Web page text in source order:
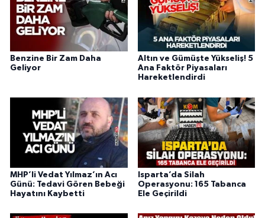
Benzine Bir Zam Daha
Geliyor
Altın ve Gümüşte Yükseliş! 5
Ana Faktör Piyasaları
Hareketlendirdi
MHP’li Vedat Yılmaz’ın Acı
Günü: Tedavi Gören Bebeği
Hayatını Kaybetti
Isparta’da Silah
Operasyonu: 165 Tabanca
Ele Geçirildi